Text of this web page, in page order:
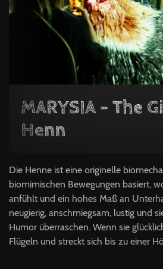
MARYSIA – The
Henn
Die Henne ist eine originelle
biomimischen Bewegungen basiert,
anfühlt und ein hohes Maß an
neugierig, anschmiegsam, lustig und
Humor überraschen. Wenn sie
Flügeln und streckt sich bis zu einer